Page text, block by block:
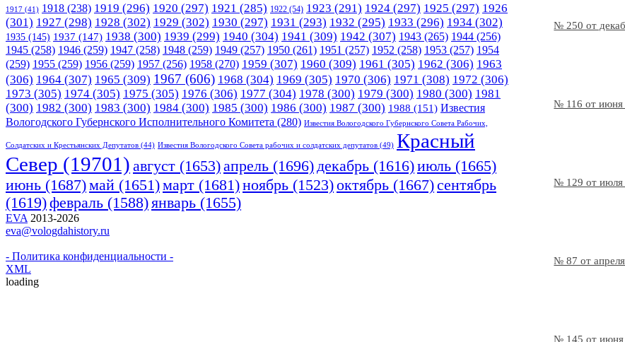
№ 250 от
№ 116 от июня
№ 129 от июля
№ 87 от
№ 145 от июня
1917 (41) 1918 (238) 1919 (296) 1920 (297) 1921 (285) 1922 (54) 1923 (291) 1924 (297) 1925 (297) 1926
(301) 1927 (298) 1928 (302) 1929 (302) 1930 (297) 1931 (293) 1932 (295) 1933 (296) 1934 (302)
1935 (145) 1937 (147) 1938 (300) 1939 (299) 1940 (304) 1941 (309) 1942 (307) 1943 (265) 1944 (256)
1945 (258) 1946 (259) 1947 (258) 1948 (259) 1949 (257) 1950 (261) 1951 (257) 1952 (258) 1953 (257) 1954
(259) 1955 (259) 1956 (259) 1957 (256) 1958 (270) 1959 (307) 1960 (309) 1961 (305) 1962 (306) 1963
(306) 1964 (307) 1965 (309) 1967 (606) 1968 (304) 1969 (305) 1970 (306) 1971 (308) 1972 (306)
1973 (305) 1974 (305) 1975 (305) 1976 (306) 1977 (304) 1978 (300) 1979 (300) 1980 (300) 1981
(300) 1982 (300) 1983 (300) 1984 (300) 1985 (300) 1986 (300) 1987 (300) 1988 (151) Известия
Вологодского Губернского Исполнительного Комитета (280) Известия Вологодского Губернского Совета Рабочих,
Солдатских и Крестьянских Депутатов (44) Известия Вологодского Совета рабочих и солдатских депутатов (49) Красный
Cевер (19701) август (1653)апрель (1696)декабрь (1616)июль (1665)
июнь (1687)май (1651)март (1681)ноябрь (1523)октябрь (1667)сентябрь
(1619)февраль (1588)январь (1655)
EVA 2013-2026
eva@vologdahistory.ru
- Политика конфиденциальности -
XML
loading